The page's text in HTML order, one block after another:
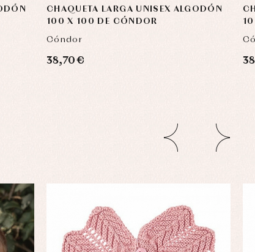
CHAQUETA LARGA UNISEX ALGODÓN
100 X 100 DE CÓNDOR
Cóndor
38,70 €